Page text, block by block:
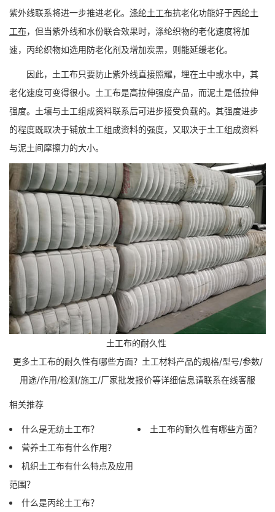
紫外线联系将进一步推进老化。 涤纶土工布抗老化功能好于丙纶土
工布，但当紫外线和水份联合效果时，涤纶织物的老化速度将加
速，丙纶织物如选用防老化剂及增加炭黑，则能延缓老化。
因此，土工布只要防止紫外线直接照耀，埋在土中或水中，其
老化速度可变得很小。土工布是高拉伸强度产品，而泥土是低拉伸
强度。土壤与土工组成资料联系后可进步接受负载的。其强度进步
的程度既取决于铺放土工组成资料的强度，又取决于土工组成资料
与泥土间摩擦力的大小。
土工布的耐久性
更多土工布的耐久性有哪些方面？土工材料产品的规格/型号/参数/
用途/作用/检测/施工/厂家批发报价等详细信息请联系在线客服
相关推荐
什么是无纺土工布？
营养土工布有什么作用？
机织土工布有什么特点及应用
范围？
什么是丙纶土工布？
土工布的耐久性有哪些方面？